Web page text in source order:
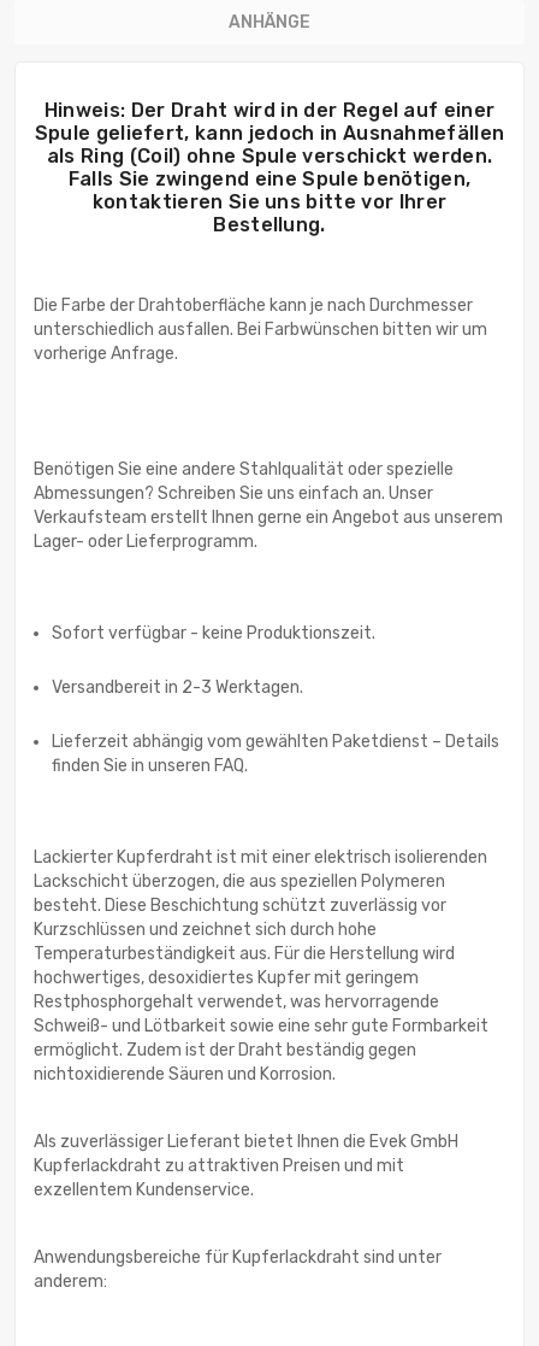
ANHÄNGE
Hinweis: Der Draht wird in der Regel auf einer
Spule geliefert, kann jedoch in Ausnahmefällen
als Ring (Coil) ohne Spule verschickt werden.
Falls Sie zwingend eine Spule benötigen,
kontaktieren Sie uns bitte vor Ihrer
Bestellung.
Die Farbe der Drahtoberfläche kann je nach Durchmesser
unterschiedlich ausfallen. Bei Farbwünschen bitten wir um
vorherige Anfrage.
Benötigen Sie eine andere Stahlqualität oder spezielle
Abmessungen? Schreiben Sie uns einfach an. Unser
Verkaufsteam erstellt Ihnen gerne ein Angebot aus unserem
Lager- oder Lieferprogramm.
Sofort verfügbar - keine Produktionszeit.
Versandbereit in 2-3 Werktagen.
Lieferzeit abhängig vom gewählten Paketdienst – Details
finden Sie in unseren FAQ.
Lackierter Kupferdraht ist mit einer elektrisch isolierenden
Lackschicht überzogen, die aus speziellen Polymeren
besteht. Diese Beschichtung schützt zuverlässig vor
Kurzschlüssen und zeichnet sich durch hohe
Temperaturbeständigkeit aus. Für die Herstellung wird
hochwertiges, desoxidiertes Kupfer mit geringem
Restphosphorgehalt verwendet, was hervorragende
Schweiß- und Lötbarkeit sowie eine sehr gute Formbarkeit
ermöglicht. Zudem ist der Draht beständig gegen
nichtoxidierende Säuren und Korrosion.
Als zuverlässiger Lieferant bietet Ihnen die Evek GmbH
Kupferlackdraht zu attraktiven Preisen und mit
exzellentem Kundenservice.
Anwendungsbereiche für Kupferlackdraht sind unter
anderem: